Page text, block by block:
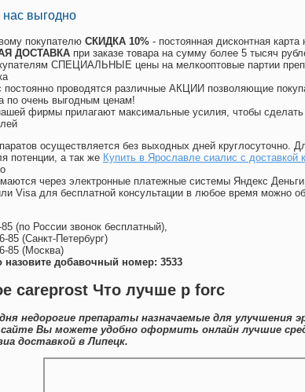
нас выгодно
покупателю СКИДКА 10% - постоянная дисконтная
ДОСТАВКА при заказе товара на сумму более 5 тысяч
СПЕЦИАЛЬНЫЕ цены на мелкооптовые партии
постоянно проводятся различные АКЦИИ позволяющие
по очень выгодным ценам!
фирмы прилагают максимальные усилия, чтобы
осуществляется без выходных дней круглосуточно.
потенции, а так же Купить в Ярославле сиалис с доставкой
через электронные платежные системы Яндекс
Visa для бесплатной консультации в любое время можно
(по России звонок бесплатный),
85 (Санкт-Петербург)
85 (Москва)
назовите добавочный номер: 3533
careprost Что лучше p forc
недорогие препараты назначаемые для улучшения
сайте Вы можете удобно оформить онлайн лучшие
доставкой в Липецк.